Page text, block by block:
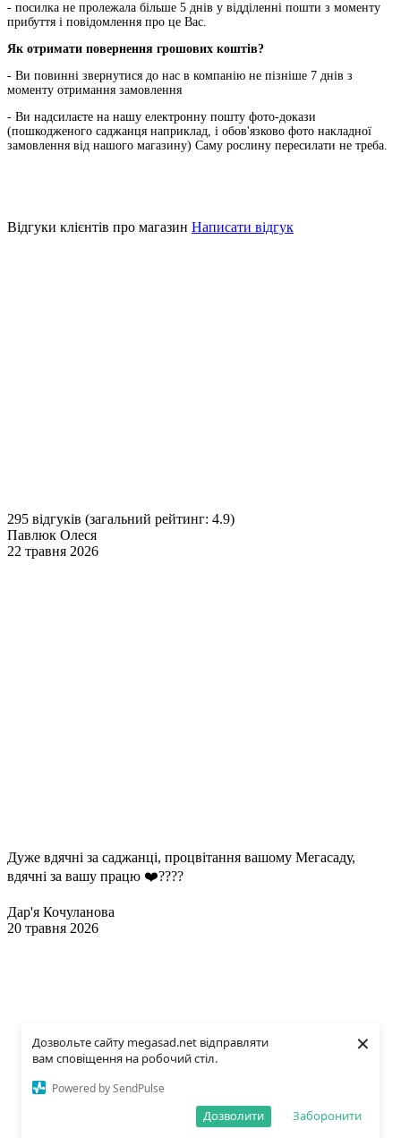
Дозвольте сайту megasad.net відправляти
вам сповіщення на робочий стіл.
Powered by SendPulse
Заборонити
Дозволити
×
- посилка не пролежала більше 5 днів у відділенні пошти з моменту
прибуття і повідомлення про це Вас.
Як отримати повернення грошових коштів?
- Ви повинні звернутися до нас в компанію не пізніше 7 днів з
моменту отримання замовлення
- Ви надсилаєте на нашу електронну пошту фото-докази
(пошкодженого саджанця наприклад, і обов'язково фото накладної
замовлення від нашого магазину) Саму рослину пересилати не треба.
Відгуки клієнтів про магазин Написати відгук
295 відгуків (загальний рейтинг: 4.9)
Павлюк Олеся
22 травня 2026
Дуже вдячні за саджанці, процвітання вашому Мегасаду,
вдячні за вашу працю ❤️????
Дар'я Кочуланова
20 травня 2026